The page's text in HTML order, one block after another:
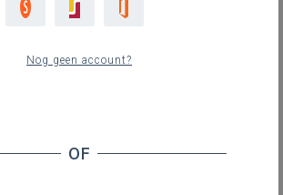
leerlingen samen over
(deel 2)
Nog geen account?